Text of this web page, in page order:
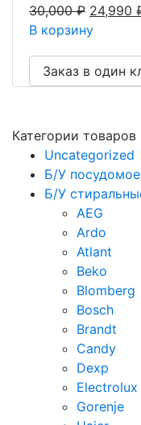
30,000₽ 24,990
В корзину
Заказ в один
Категории товаров
Uncategorized
Б/У
Б/У
AEG
Ardo
Atlant
Beko
Blomberg
Bosch
Brandt
Candy
Dexp
Electrolux
Gorenje